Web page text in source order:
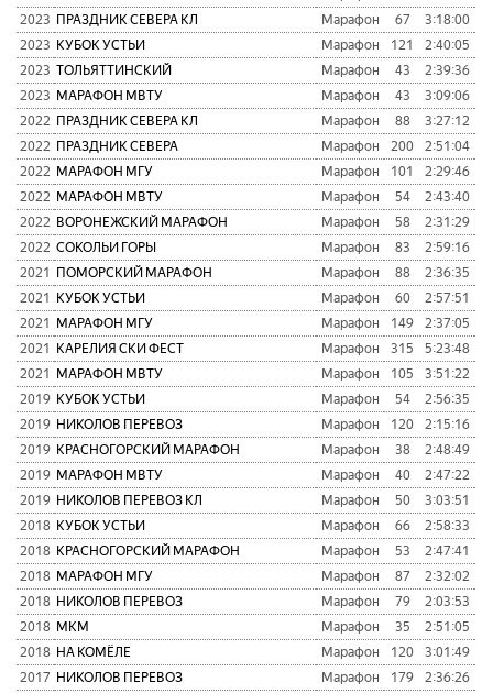
2023 ПРАЗДНИК СЕВЕРА КЛ Марафон 67 3:18:00
2023 КУБОК УСТЬИ Марафон 121 2:40:05
2023 ТОЛЬЯТТИНСКИЙ Марафон 43 2:39:36
2023 МАРАФОН МВТУ Марафон 43 3:09:06
2022 ПРАЗДНИК СЕВЕРА КЛ Марафон 88 3:27:12
2022 ПРАЗДНИК СЕВЕРА Марафон 200 2:51:04
2022 МАРАФОН МГУ Марафон 101 2:29:46
2022 МАРАФОН МВТУ Марафон 54 2:43:40
2022 ВОРОНЕЖСКИЙ МАРАФОН Марафон 58 2:31:29
2022 СОКОЛЬИ ГОРЫ Марафон 83 2:59:16
2021 ПОМОРСКИЙ МАРАФОН Марафон 88 2:36:35
2021 КУБОК УСТЬИ Марафон 60 2:57:51
2021 МАРАФОН МГУ Марафон 149 2:37:05
2021 КАРЕЛИЯ СКИ ФЕСТ Марафон 315 5:23:48
2021 МАРАФОН МВТУ Марафон 105 3:51:22
2019 КУБОК УСТЬИ Марафон 54 2:56:35
2019 НИКОЛОВ ПЕРЕВОЗ Марафон 120 2:15:16
2019 КРАСНОГОРСКИЙ МАРАФОН Марафон 38 2:48:49
2019 МАРАФОН МВТУ Марафон 40 2:47:22
2019 НИКОЛОВ ПЕРЕВОЗ КЛ Марафон 50 3:03:51
2018 КУБОК УСТЬИ Марафон 66 2:58:33
2018 КРАСНОГОРСКИЙ МАРАФОН Марафон 53 2:47:41
2018 МАРАФОН МГУ Марафон 87 2:32:02
2018 НИКОЛОВ ПЕРЕВОЗ Марафон 79 2:03:53
2018 МКМ Марафон 35 2:51:05
2018 НА КОМЁЛЕ Марафон 120 3:01:49
2017 НИКОЛОВ ПЕРЕВОЗ Марафон 179 2:36:26